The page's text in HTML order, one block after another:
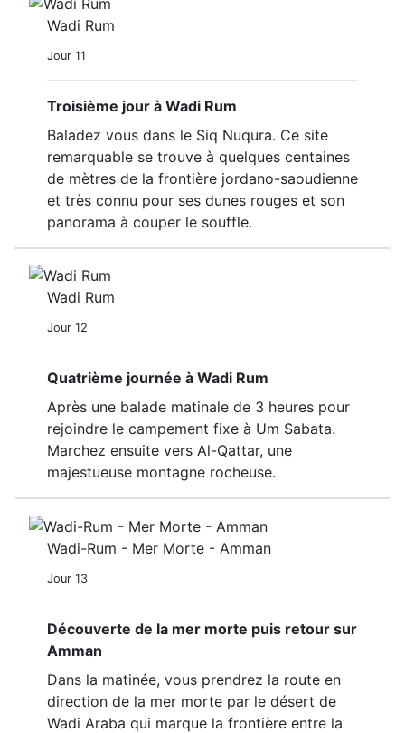
Wadi Rum
Jour 11
Troisième jour à Wadi Rum
Baladez vous dans le Siq Nuqura. Ce site
remarquable se trouve à quelques centaines
de mètres de la frontière jordano-saoudienne
et très connu pour ses dunes rouges et son
panorama à couper le souffle.
Wadi Rum
Jour 12
Quatrième journée à Wadi Rum
Après une balade matinale de 3 heures pour
rejoindre le campement fixe à Um Sabata.
Marchez ensuite vers Al-Qattar, une
majestueuse montagne rocheuse.
Wadi-Rum - Mer Morte - Amman
Jour 13
Découverte de la mer morte puis retour sur
Amman
Dans la matinée, vous prendrez la route en
direction de la mer morte par le désert de
Wadi Araba qui marque la frontière entre la